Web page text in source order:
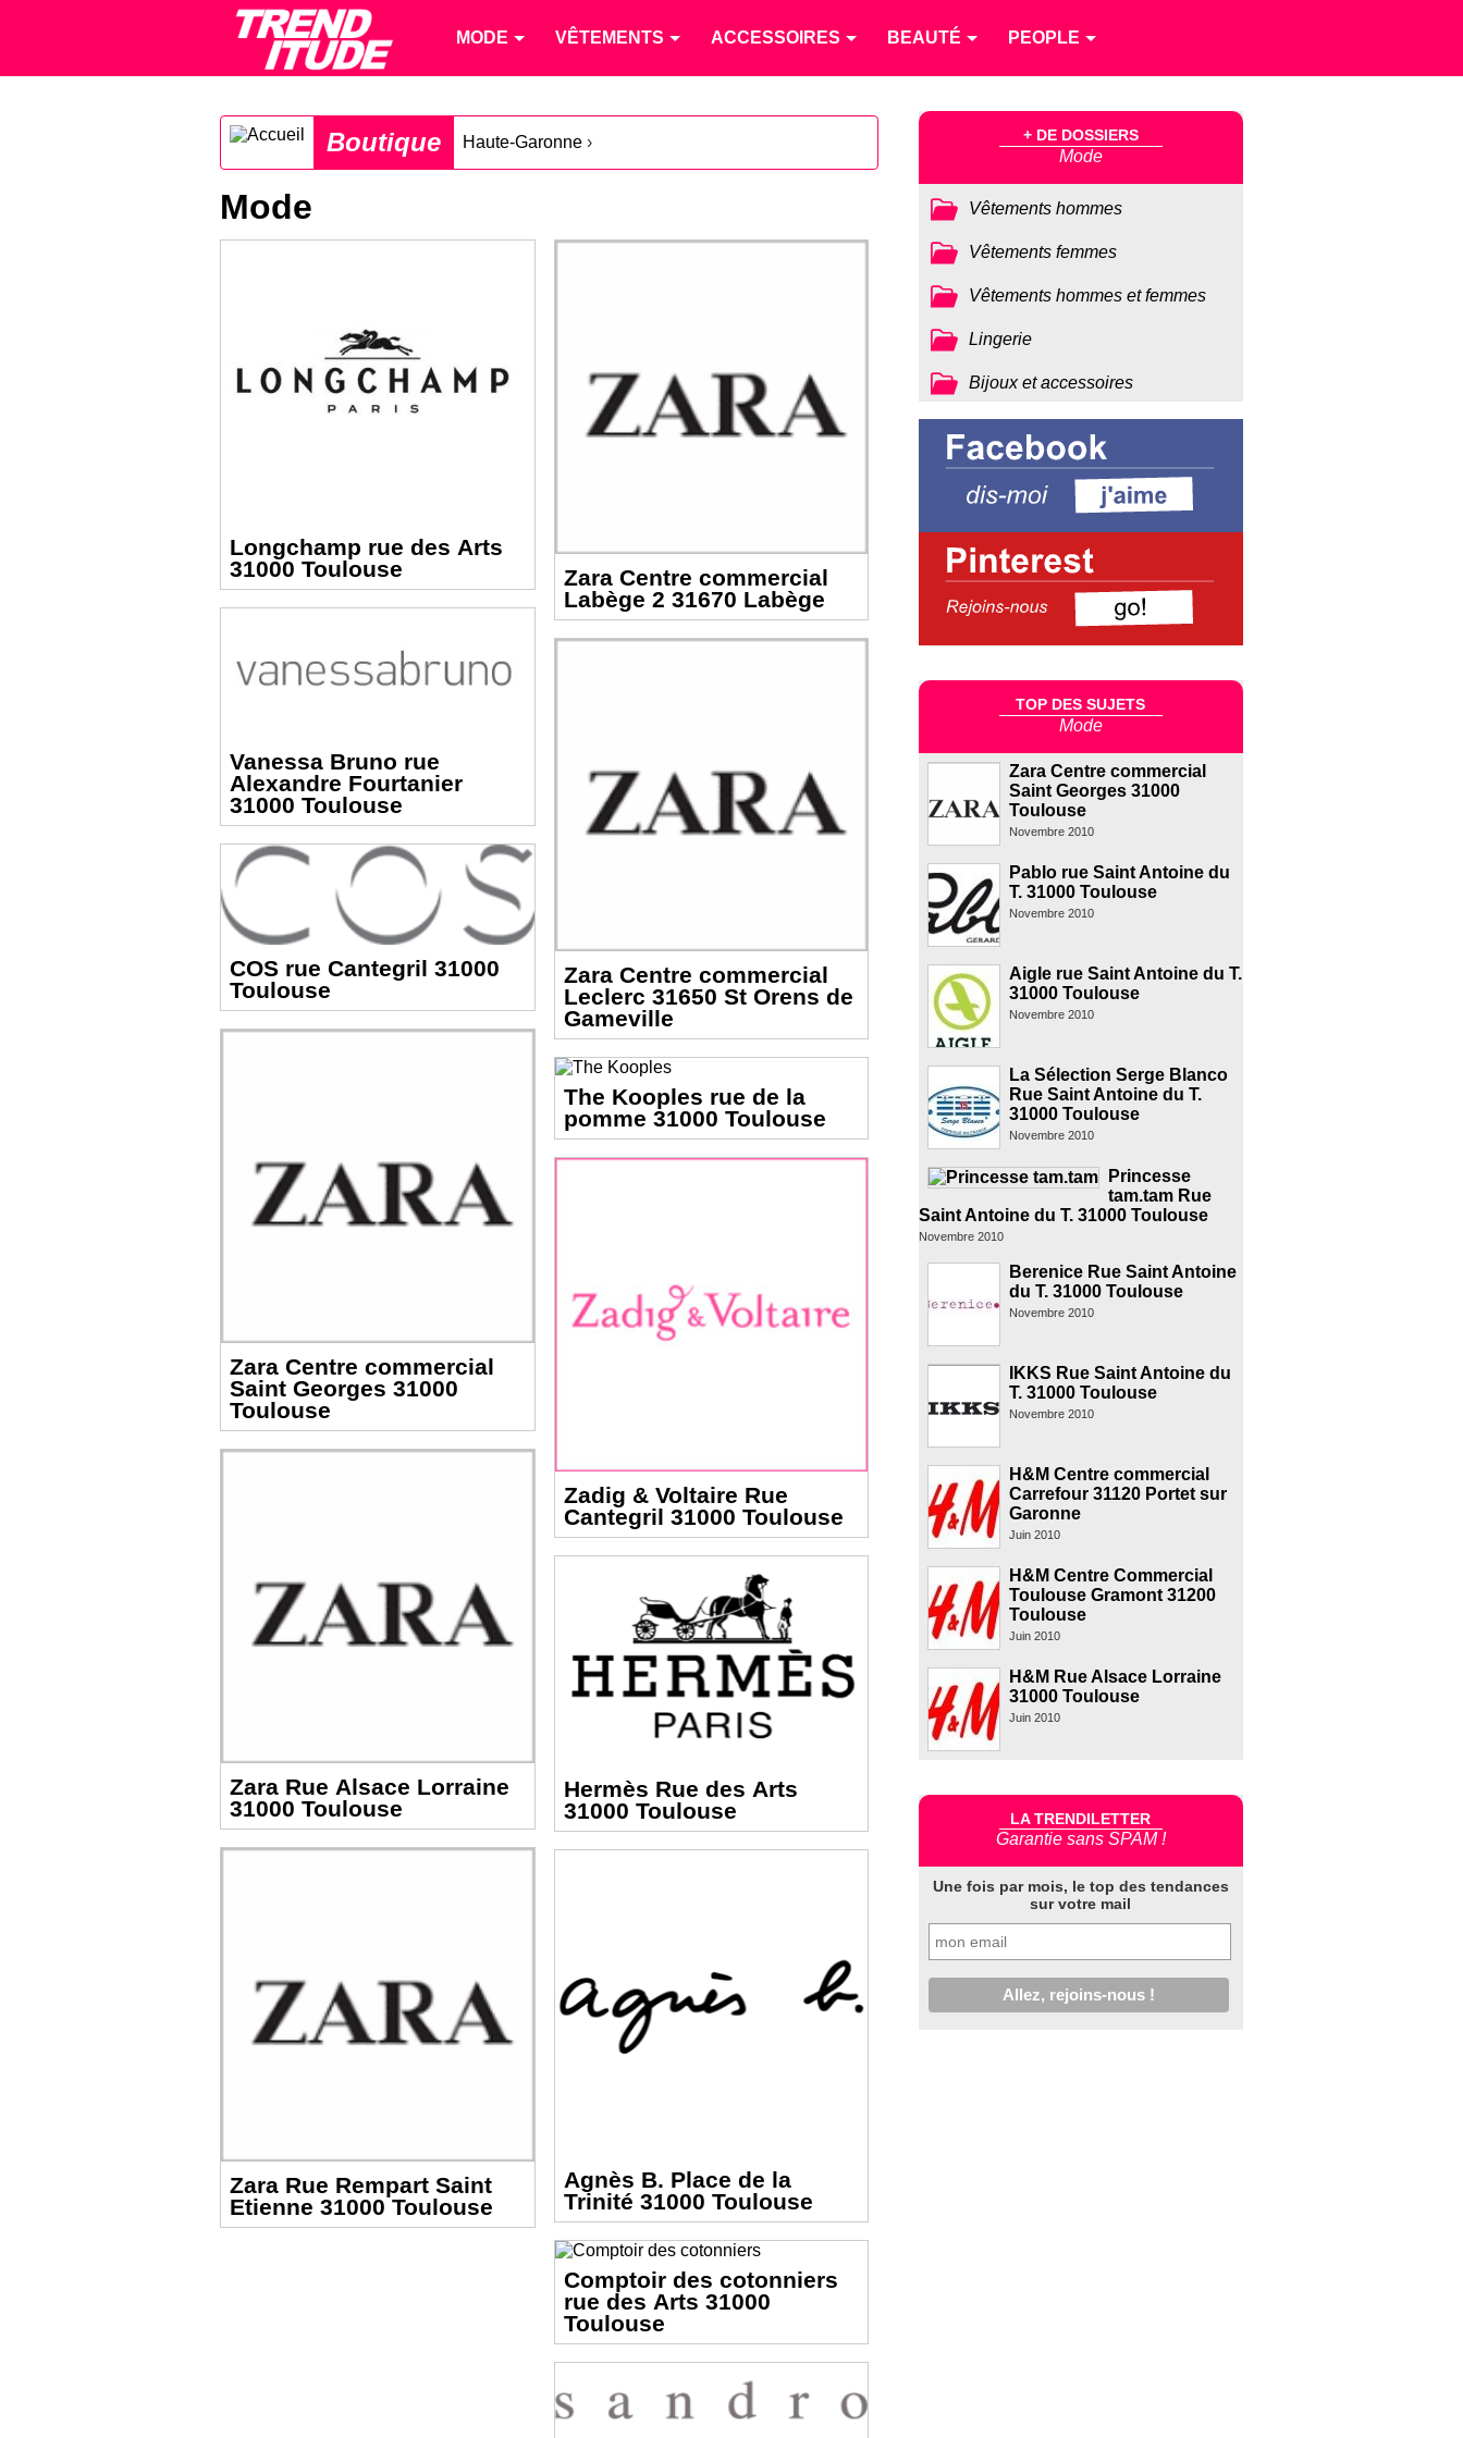
MODE VÊTEMENTS ACCESSOIRES BEAUTÉ PEOPLE
Boutique Haute-Garonne ›
Mode
Longchamp rue des Arts
31000 Toulouse
Vanessa Bruno rue
Alexandre Fourtanier
31000 Toulouse
COS rue Cantegril 31000
Toulouse
Zara Centre commercial
Saint Georges 31000
Toulouse
Zara Rue Alsace Lorraine
31000 Toulouse
Zara Rue Rempart Saint
Etienne 31000 Toulouse
Zara Centre commercial
Labège 2 31670 Labège
Zara Centre commercial
Leclerc 31650 St Orens de
Gameville
The Kooples rue de la
pomme 31000 Toulouse
Zadig & Voltaire Rue
Cantegril 31000 Toulouse
Hermès Rue des Arts
31000 Toulouse
Agnès B. Place de la
Trinité 31000 Toulouse
Comptoir des cotonniers
rue des Arts 31000
Toulouse
+ DE DOSSIERS
Mode
Vêtements hommes
Vêtements femmes
Vêtements hommes et femmes
Lingerie
Bijoux et accessoires
TOP DES SUJETS
Mode
Zara Centre commercial
Saint Georges 31000
Toulouse
Novembre 2010
Pablo rue Saint Antoine du
T. 31000 Toulouse
Novembre 2010
Aigle rue Saint Antoine du T.
31000 Toulouse
Novembre 2010
La Sélection Serge Blanco
Rue Saint Antoine du T.
31000 Toulouse
Novembre 2010
Princesse
tam.tam Rue
Saint Antoine du T. 31000 Toulouse
Novembre 2010
Berenice Rue Saint Antoine
du T. 31000 Toulouse
Novembre 2010
IKKS Rue Saint Antoine du
T. 31000 Toulouse
Novembre 2010
H&M Centre commercial
Carrefour 31120 Portet sur
Garonne
Juin 2010
H&M Centre Commercial
Toulouse Gramont 31200
Toulouse
Juin 2010
H&M Rue Alsace Lorraine
31000 Toulouse
Juin 2010
LA TRENDILETTER
Garantie sans SPAM !
Une fois par mois, le top des tendances
sur votre mail